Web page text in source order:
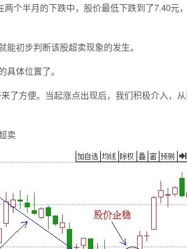
半月的下跌中，股价最低下跌到了7.40元
初步判断该股超卖现象的发生。
体位置了。
方便。当起涨点出现后，我们积极介入，从
卖